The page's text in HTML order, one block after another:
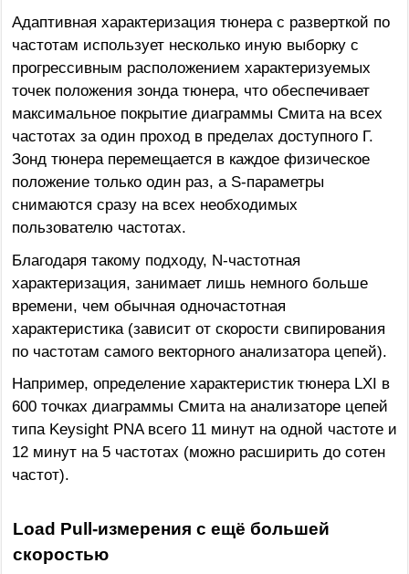
Адаптивная характеризация тюнера с разверткой по
частотам использует несколько иную выборку с
прогрессивным расположением характеризуемых
точек положения зонда тюнера, что обеспечивает
максимальное покрытие диаграммы Смита на всех
частотах за один проход в пределах доступного Г.
Зонд тюнера перемещается в каждое физическое
положение только один раз, а S-параметры
снимаются сразу на всех необходимых
пользователю частотах.
Благодаря такому подходу, N-частотная
характеризация, занимает лишь немного больше
времени, чем обычная одночастотная
характеристика (зависит от скорости свипирования
по частотам самого векторного анализатора цепей).
Например, определение характеристик тюнера LXI в
600 точках диаграммы Смита на анализаторе цепей
типа Keysight PNA всего 11 минут на одной частоте и
12 минут на 5 частотах (можно расширить до сотен
частот).
Load Pull-измерения с ещё большей
скоростью